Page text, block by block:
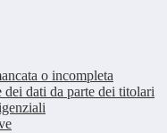
o incompleta
dei dati da parte dei titolari